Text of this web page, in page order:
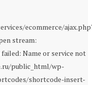
ecommerce/
stream:
Name or service not
public_html/wp-
shortcode-insert-